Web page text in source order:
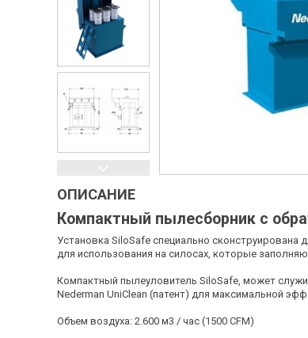
ОПИСАНИЕ
Компактный пылесборник с
Установка SiloSafe специально сконструирована
для использования на силосах, которые
Компактный пылеуловитель SiloSafe, может
Nederman UniClean (патент) для максимальной
Объем воздуха: 2.600 м3 / час (1500 CFM)